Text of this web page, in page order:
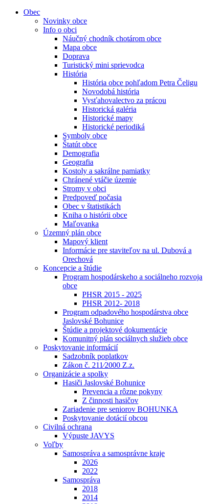
Obec
Novinky obce
Info o obci
Náučný chodník chotárom obce
Mapa obce
Doprava
Turistický mini sprievodca
História
História obce pohľadom Petra Čeligu
Novodobá história
Vysťahovalectvo za prácou
Historická galéria
Historické mapy
Historické periodiká
Symboly obce
Štatút obce
Demografia
Geografia
Kostoly a sakrálne pamiatky
Chránené vtáčie územie
Stromy v obci
Predpoveď počasia
Obec v štatistikách
Kniha o histórii obce
Maľovanka
Územný plán obce
Mapový klient
Informácie pre staviteľov na ul. Dubová a
Orechová
Koncepcie a štúdie
Program hospodárskeho a sociálneho rozvoja
obce
PHSR 2015 - 2025
PHSR 2012- 2018
Program odpadového hospodárstva obce
Jaslovské Bohunice
Štúdie a projektové dokumentácie
Komunitný plán sociálnych služieb obce
Poskytovanie informácií
Sadzobník poplatkov
Zákon č. 211⁄2000 Z.z.
Organizácie a spolky
Hasiči Jaslovské Bohunice
Prevencia a rôzne pokyny
Z činnosti hasičov
Zariadenie pre seniorov BOHUNKA
Poskytovanie dotácií obcou
Civilná ochrana
Výpuste JAVYS
Voľby
Samospráva a samosprávne kraje
2026
2022
Samospráva
2018
2014